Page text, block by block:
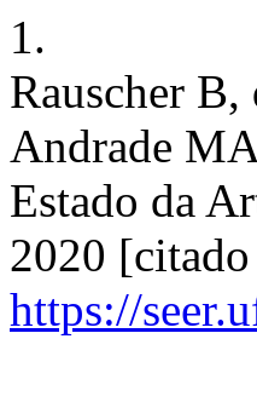
1.
Rauscher
Andrade
Estado da
2020
https://